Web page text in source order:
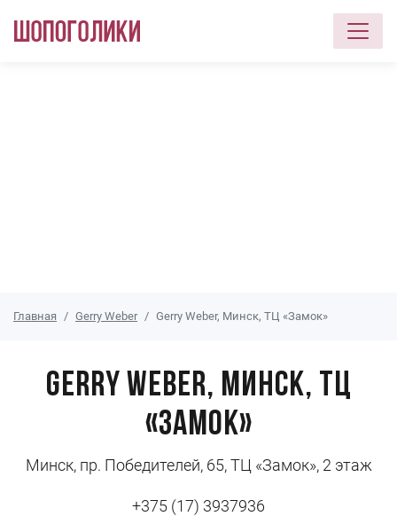
Главная Gerry Weber Gerry Weber, Минск, ТЦ «Замок»
Gerry Weber, Минск, ТЦ
«Замок»
Минск, пр. Победителей, 65, ТЦ «Замок», 2 этаж
+375 (17) 3937936